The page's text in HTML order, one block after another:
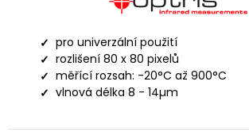
pro univerzální použití
rozlišení 80 x 80 pixelů
měřící rozsah: -20°C až 900°C
vlnová délka 8 - 14µm